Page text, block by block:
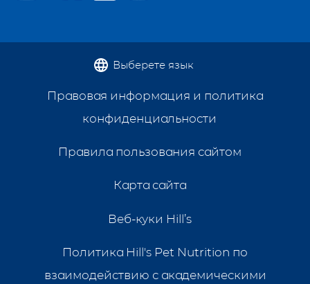
Правовая информация и политика
конфиденциальности
Правила пользования сайтом
Карта сайта
Веб-куки Hill’s
Политика Hill's Pet Nutrition по
взаимодействию с академическими
Выберете язык